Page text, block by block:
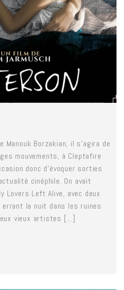
Manouk Borzakian, il s'agira de
mouvements, à Cleptafire
donc d'évoquer sorties
cinéphile. On avait
Lovers Left Alive, avec deux
la nuit dans les ruines
vieux artistes [...]